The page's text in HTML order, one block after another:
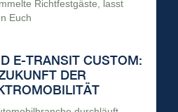
Richtfestgäste, lasst
Euch
E-TRANSIT CUSTOM:
DER